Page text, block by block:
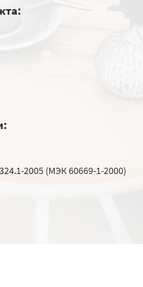
2005 (МЭК 60669-1-2000)